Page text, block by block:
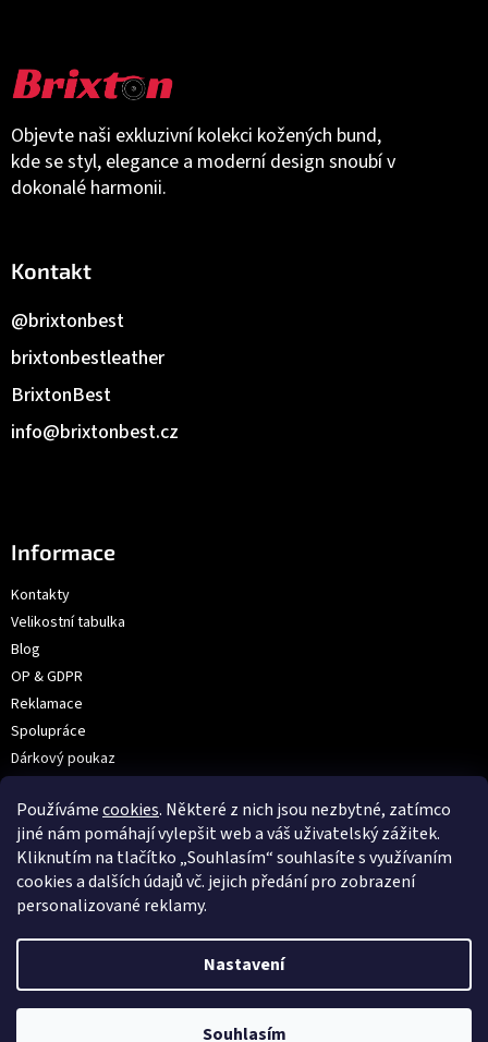
Používámecookies. Některé z nich jsou nezbytné, zatímco
jiné nám pomáhají vylepšit web a váš uživatelský zážitek.
Kliknutím na tlačítko „Souhlasím“ souhlasíte s využívaním
cookies a dalších údajů vč. jejich předání pro zobrazení
personalizované reklamy.
Nastavení
Souhlasím
Objevte naši exkluzivní kolekci kožených bund,
kde se styl, elegance a moderní design snoubí v
dokonalé harmonii.
Kontakt
info@brixtonbest.cz
BrixtonBest
brixtonbestleather
@brixtonbest
Informace
Kontakty
Velikostní tabulka
Blog
OP & GDPR
Reklamace
Spolupráce
Dárkový poukaz
Prodejna: V Hůrkách 2144/3, Praha
VOX